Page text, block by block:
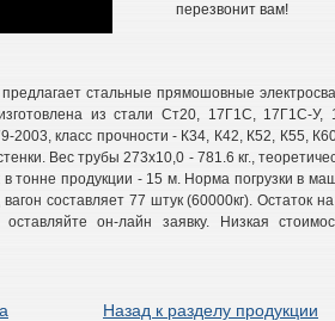
перезвонит вам!
стальные прямошовные
из стали Ст20, 17Г1С, 17Г1С-
2003, класс прочности - К34, К42, К52, К55,
Вес трубы 273х10,0 - 781.6 кг.,
в тонне продукции - 15 м. Норма погрузки в
составляет 77 штук (60000кг). Остаток
он-лайн заявку. Низкая
Назад к разделу продукции